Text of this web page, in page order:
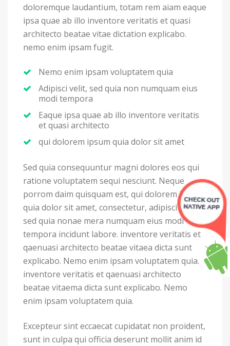
doloremque laudantium, totam rem aiam eaque
ipsa quae ab illo inventore veritatis et quasi
architecto beatae vitae dictation explicabo.
nemo enim ipsam fugit.
Nemo enim ipsam voluptatem quia
Adipisci velit, sed quia non numquam eius
modi tempora
Eaque ipsa quae ab illo inventore veritatis
et quasi architecto
qui dolorem ipsum quia dolor sit amet
Sed quia consequuntur magni dolores eos qui
ratione voluptatem sequi nesciunt. Neque
porrom daim quisquam est, qui dolorem ipsum
quia dolor sit amet, consectetur, adipisci velit,
sed quia nonae mera numquam eius modi
tempora incidunt labore. inventore veritatis et
qaenuasi architecto beatae vitaea dicta sunt
explicabo. Nemo enim ipsam voluptatem quia.
inventore veritatis et qaenuasi architecto
beatae vitaema dicta sunt explicabo. Nemo
enim ipsam voluptatem quia.
Excepteur sint eccaecat cupidatat non proident,
sunt in culpa qui officia deserunt mollit anim id